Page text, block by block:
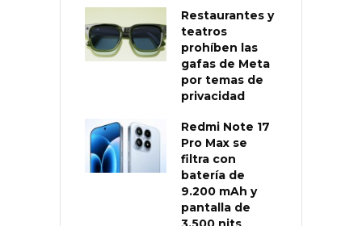
Restaurantes y
teatros
prohíben las
gafas de Meta
por temas de
privacidad
Redmi Note 17
Pro Max se
filtra con
batería de
9.200 mAh y
pantalla de